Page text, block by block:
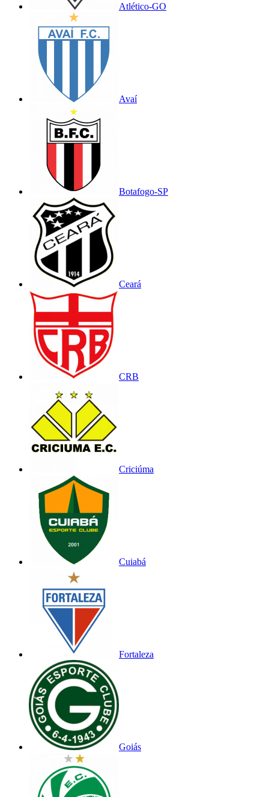
Atlético-GO
Avaí
Botafogo-SP
Ceará
CRB
Criciúma
Cuiabá
Fortaleza
Goiás